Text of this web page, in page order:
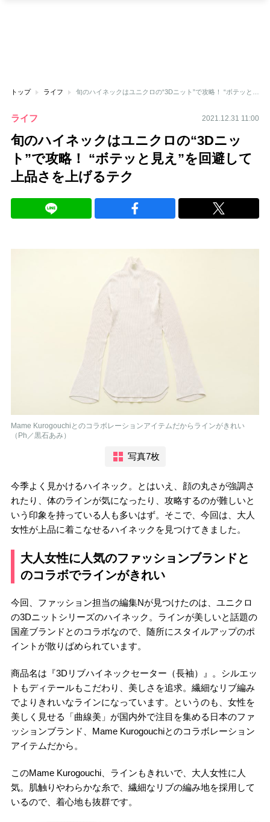
トップ ライフ
ライフ 2021.12.31 11:00
旬のハイネックはユニクロの“3Dニッ
ト”で攻略！ “ボテッと見え”を回避して
上品さを上げるテク
Mame Kurogouchiとのコラボレーションアイテムだからラインがきれい
（Ph／黒石あみ）
写真7枚
今季よく見かけるハイネック。とはいえ、顔の丸さが強調さ
れたり、体のラインが気になったり、攻略するのが難しいと
いう印象を持っている人も多いはず。そこで、今回は、大人
女性が上品に着こなせるハイネックを見つけてきました。
大人女性に人気のファッションブランドと
のコラボでラインがきれい
今回、ファッション担当の編集Nが見つけたのは、ユニクロ
の3Dニットシリーズのハイネック。ラインが美しいと話題の
国産ブランドとのコラボなので、随所にスタイルアップのポ
イントが散りばめられています。
商品名は『3Dリブハイネックセーター（長袖）』。シルエッ
トもディテールもこだわり、美しさを追求。繊細なリブ編み
でよりきれいなラインになっています。というのも、女性を
美しく見せる「曲線美」が国内外で注目を集める日本のファ
ッションブランド、Mame Kurogouchiとのコラボレーション
アイテムだから。
このMame Kurogouchi、ラインもきれいで、大人女性に人
気。肌触りやわらかな糸で、繊細なリブの編み地を採用して
いるので、着心地も抜群です。